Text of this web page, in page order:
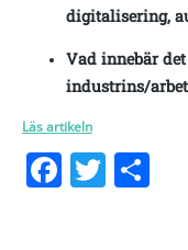
digitalisering,
Vad innebär
industrins/
Läs artikeln